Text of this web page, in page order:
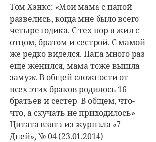
Том Хэнкс: «Мои мама с папой
развелись, когда мне было всего
четыре годика. С тех пор я жил с
отцом, братом и сестрой. С мамой
же редко виделся. Папа много раз
еще женился, мама тоже вышла
замуж. В общей сложности от
всех этих браков родилось 16
братьев и сестер. В общем, что-
что, а скучать не приходилось»
Цитата взята из журнала «7
Дней», № 04 (23.01.2014)